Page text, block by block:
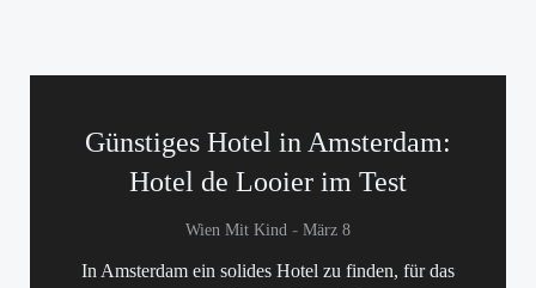
Günstiges Hotel in Amsterdam:
Hotel de Looier im Test
Wien Mit Kind - März 8
In Amsterdam ein solides Hotel zu finden, für das